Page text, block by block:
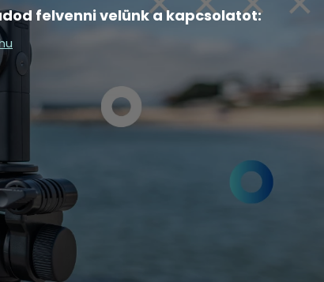
felvenni velünk a kapcsolatot: